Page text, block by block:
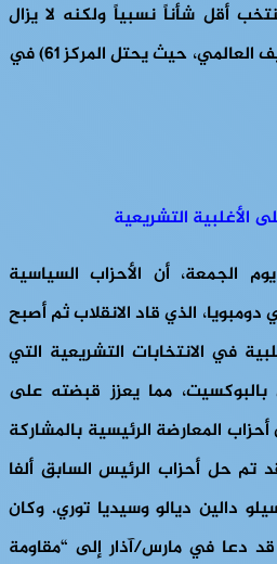
أقل شأناً نسبياً ولكنه لا يزال
يحتل مركزاً أعلى في التصنيف العالمي، حيث يحتل المركز 61) في
الأغلبية التشريعية
الجمعة، أن الأحزاب السياسية
دومبويا، الذي قاد الانقلاب ثم أصبح
في الانتخابات التشريعية التي
مما يعزز قبضته على
المعارضة الرئيسية بالمشاركة
تم حل أحزاب الرئيس السابق ألفا
دالين ديالو وسيديا توري. وكان
قد دعا في مارس/آذار إلى “مقاومة